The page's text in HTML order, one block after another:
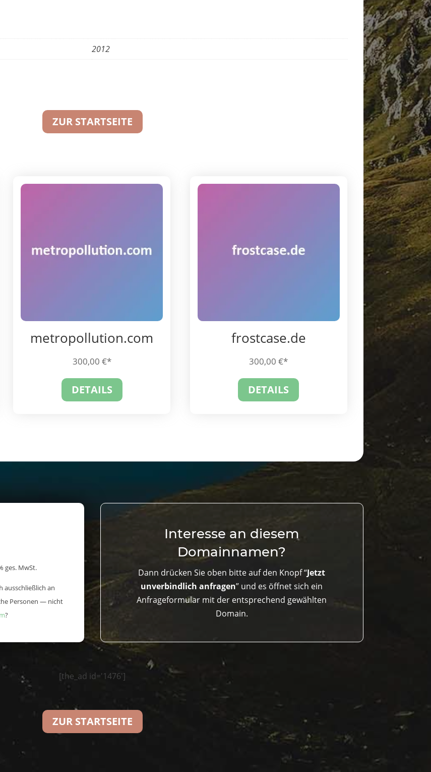
2012
ZUR STARTSEITE
metropollution.com
300,00 €
DETAILS
frostcase.de
300,00€
DETAILS
ges. MwSt.
ausschließlich an
Personen — nicht
?
Interesse an diesem
Domainnamen?
Dann drücken Sie oben bitte auf den Knopf “Jetzt
unverbindlich anfragen” und es öffnet sich ein
Anfrageformular mit der entsprechend gewählten
Domain.
[the_ad id='1476']
ZUR STARTSEITE